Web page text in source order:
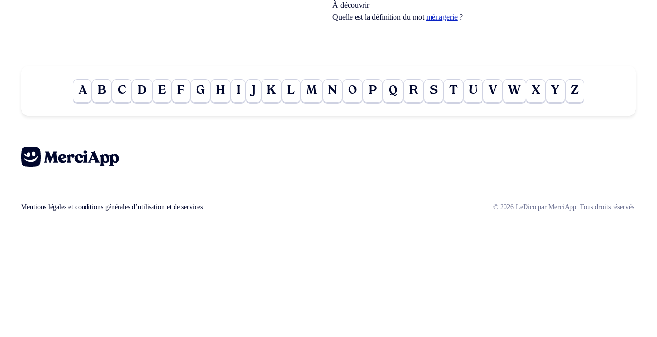
À découvrir
Quelle est la définition du mot ménagerie?
A B C D E F G H I K L M N O P Q R S T U V W X Y Z
Mentions légales et conditions générales d’utilisation et de services © 2026 LeDico par MerciApp. Tous droits réservés.